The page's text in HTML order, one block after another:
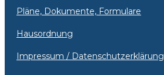
Pläne, Dokumente, Formulare
Hausordnung
Impressum / Datenschutzerklärung